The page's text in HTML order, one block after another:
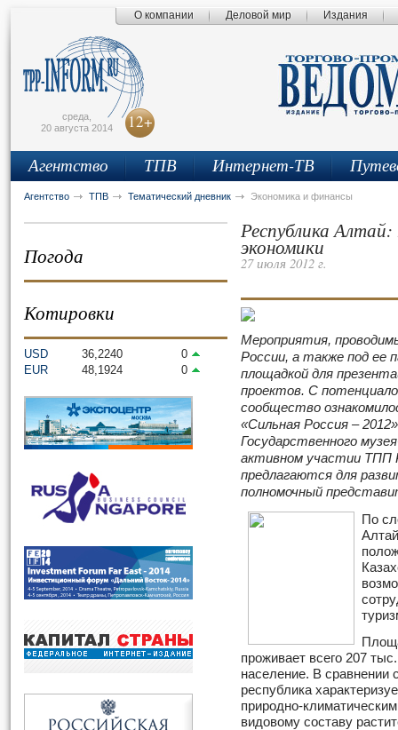
О компании Деловой мир Издания
среда,
20 августа 2014
12+
Агентство ТПВ Интернет-ТВ
Агентство ТПВ Тематический дневник Экономика и финансы
Погода
Котировки
USD 36,2240
0
EUR
48,1924 0
Республика
экономики
27 июля 2012 г.
Мероприятия,
России, а также под ее
площадкой для
проектов. С
сообщество
«Сильная Россия –
Государственного
активном участии ТПП
предлагаются для
полномочный
По
проживает всего 207
население. В сравнении
республика
природно-
видовому составу